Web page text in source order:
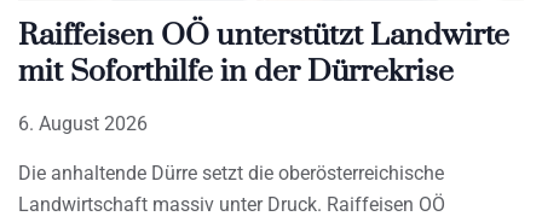
Raiffeisen OÖ unterstützt Landwirte
mit Soforthilfe in der Dürrekrise
6. August 2026
Die anhaltende Dürre setzt die oberösterreichische
Landwirtschaft massiv unter Druck. Raiffeisen OÖ